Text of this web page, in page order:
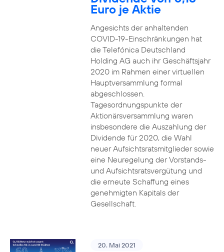
Euro je Aktie
Angesichts der anhaltenden
COVID-19-Einschränkungen hat
die Telefónica Deutschland
Holding AG auch ihr Geschäftsjahr
2020 im Rahmen einer virtuellen
Hauptversammlung formal
abgeschlossen.
Tagesordnungspunkte der
Aktionärsversammlung waren
insbesondere die Auszahlung der
Dividende für 2020, die Wahl
neuer Aufsichtsratsmitglieder sowie
eine Neuregelung der Vorstands-
und Aufsichtsratsvergütung und
die erneute Schaffung eines
genehmigten Kapitals der
Gesellschaft.
20. Mai 2021